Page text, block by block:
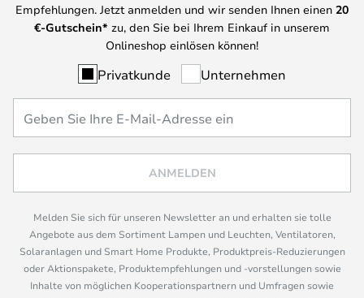
Empfehlungen. Jetzt anmelden und wir senden Ihnen einen 20
€-Gutschein* zu, den Sie bei Ihrem Einkauf in unserem
Onlineshop einlösen können!
Privatkunde Unternehmen
ANMELDEN
Melden Sie sich für unseren Newsletter an und erhalten sie tolle
Angebote aus dem Sortiment Lampen und Leuchten, Ventilatoren,
Solaranlagen und Smart Home Produkte, Produktpreis-Reduzierungen
oder Aktionspakete, Produktempfehlungen und -vorstellungen sowie
Inhalte von möglichen Kooperationspartnern und Umfragen sowie